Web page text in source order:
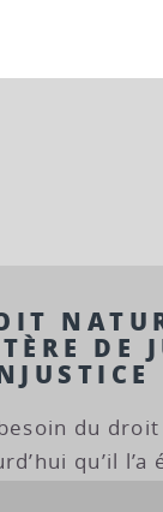
DE
du
qu’il